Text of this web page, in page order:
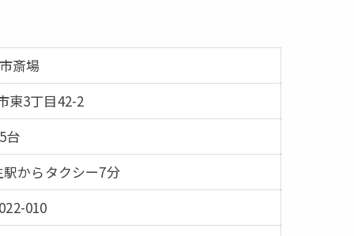
斎場
東3丁目42-2
台
からタクシー7分
010